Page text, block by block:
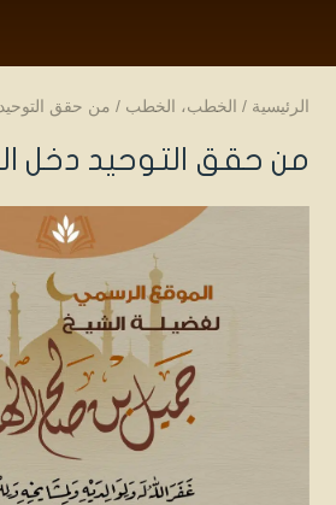
الرئيسية / الخطب، الخطب / من حقق
من حقق التوحيد دخل